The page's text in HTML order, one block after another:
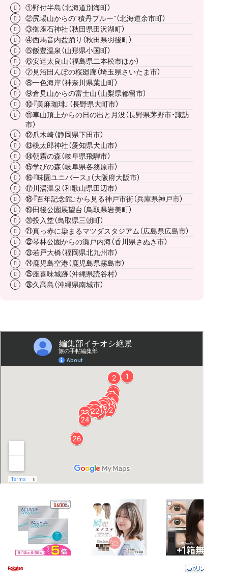
①野付半島（北海道別海町）
②尻場山からの“積丹ブルー”（北海道余市町）
③御座石神社（秋田県田沢湖町）
④西馬音内盆踊り（秋田県羽後町）
⑤飯豊温泉（山形県小国町）
⑥安達太良山（福島県二本松市ほか）
⑦見沼田んぼの桜廻廊（埼玉県さいたま市）
⑧一色海岸（神奈川県葉山町）
⑨倉見山からの富士山（山梨県都留市）
⑩『美麻珈琲』（長野県大町市）
⑪車山頂上からの日の出と月没（長野県茅野市・諏訪
市）
⑫爪木崎（静岡県下田市）
⑬桃太郎神社（愛知県犬山市）
⑭朝霧の森（岐阜県飛騨市）
⑮学びの森（岐阜県各務原市）
⑯『味園ユニバース』（大阪府大阪市）
⑰川湯温泉（和歌山県田辺市）
⑱『百年記念館』から見る神戸市街（兵庫県神戸市）
⑲田後公園展望台（鳥取県岩美町）
⑳投入堂（鳥取県三朝町）
㉑真っ赤に染まるマツダスタジアム（広島県広島市）
㉒琴林公園からの瀬戸内海（香川県さぬき市）
㉓若戸大橋（福岡県北九州市）
㉔鹿児島空港（鹿児島県霧島市）
㉕座喜味城跡（沖縄県読谷村）
㉖久高島（沖縄県南城市）